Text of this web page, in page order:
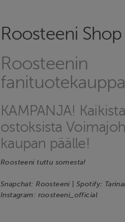
Roosteeni Shop
Roosteenin
KAMPANJA!
ostoksista
kaupan päälle!
Roosteeni tuttu somesta!
Snapchat: Roosteeni | Spotify:
Instagram: roosteeni_official